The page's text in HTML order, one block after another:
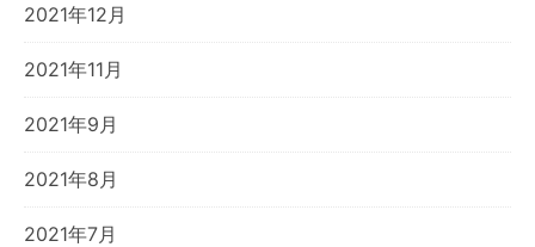
2021年12月
2021年11月
2021年9月
2021年8月
2021年7月